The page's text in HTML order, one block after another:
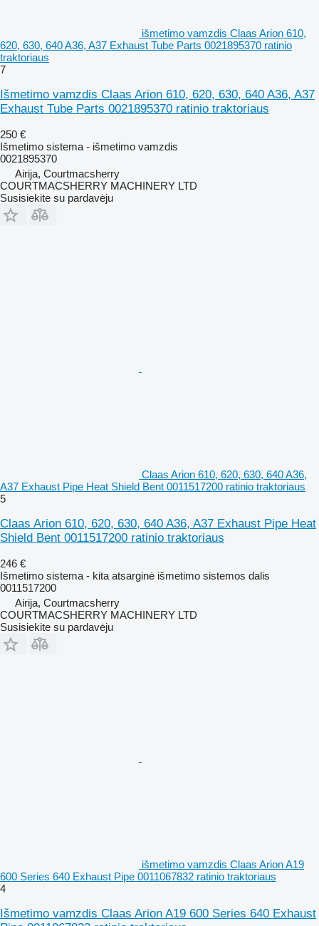
išmetimo vamzdis Claas Arion 610,
620, 630, 640 A36, A37 Exhaust Tube Parts 0021895370 ratinio
traktoriaus
7
Išmetimo vamzdis Claas Arion 610, 620, 630, 640 A36, A37
Exhaust Tube Parts 0021895370 ratinio traktoriaus
250 €
Išmetimo sistema - išmetimo vamzdis
0021895370
Airija, Courtmacsherry
COURTMACSHERRY MACHINERY LTD
Susisiekite su pardavėju
Claas Arion 610, 620, 630, 640 A36,
A37 Exhaust Pipe Heat Shield Bent 0011517200 ratinio traktoriaus
5
Claas Arion 610, 620, 630, 640 A36, A37 Exhaust Pipe Heat
Shield Bent 0011517200 ratinio traktoriaus
246 €
Išmetimo sistema - kita atsarginė išmetimo sistemos dalis
0011517200
Airija, Courtmacsherry
COURTMACSHERRY MACHINERY LTD
Susisiekite su pardavėju
išmetimo vamzdis Claas Arion A19
600 Series 640 Exhaust Pipe 0011067832 ratinio traktoriaus
4
Išmetimo vamzdis Claas Arion A19 600 Series 640 Exhaust